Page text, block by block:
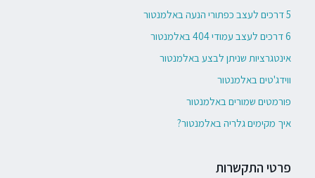
5 דרכים לעצב כפתורי הנעה באלמנטור
6 דרכים לעצב עמודי 404 באלמנטור
אינטגרציות שניתן לבצע באלמנטור
ווידג'טים באלמנטור
פורמטים שמורים באלמנטור
איך מקימים גלריה באלמנטור?
פרטי התקשרות